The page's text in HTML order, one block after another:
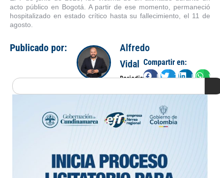
acto público en Bogotá. A partir de ese momento, permaneció
hospitalizado en estado crítico hasta su fallecimiento, el 11 de
agosto.
Publicado por:
Alfredo
Vidal
Periodista
Compartir en:
FacebookTwitterLinkedIn
Search